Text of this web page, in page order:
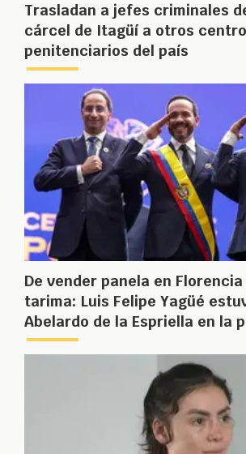
Trasladan a jefes criminales
cárcel de Itagüí a otros
penitenciarios del país
De vender panela en Florencia
tarima: Luis Felipe Yagüé
Abelardo de la Espriella en la